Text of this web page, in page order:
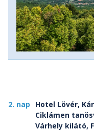
2. nap
Hotel Lövér,
Ciklámen
Várhely kilátó,